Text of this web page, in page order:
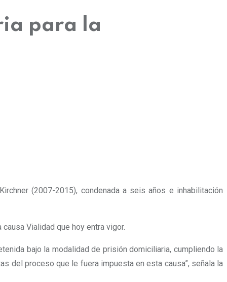
para la
(2007-2015), condenada a seis años e inhabilitación
Vialidad que hoy entra vigor.
bajo la modalidad de prisión domiciliaria, cumpliendo la
del proceso que le fuera impuesta en esta causa”, señala la